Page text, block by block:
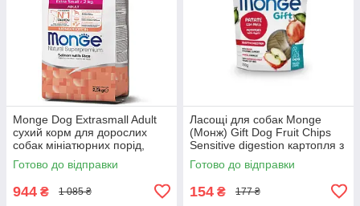
Monge Dog Extrasmall Adult
сухий корм для дорослих
собак мініатюрних порід,
лосось із рисом, 2.5 КГ
Готово до відправки
944 ₴ 1 085 ₴
Ласощі для собак Monge
(Монж) Gift Dog Fruit Chips
Sensitive digestion картопля з
яблуком (веган) 150г
Готово до відправки
154 ₴ 177 ₴